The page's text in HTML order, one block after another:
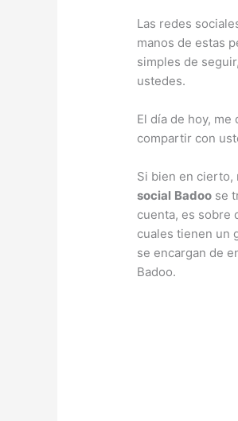
Las redes
manos de estas
simples de
ustedes.
El día de hoy,
compartir con
Si bien en cierto,
social Badoo se
cuenta, es sobre
cuales tienen un
se encargan de
Badoo.